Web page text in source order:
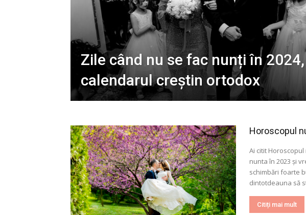
Zile când nu se fac nunți în
calendarul creștin ortodox
Horoscopul
Ai citit
nunta în 2023 și
schimbări foarte
dintotdeauna să
Citiți mai mult